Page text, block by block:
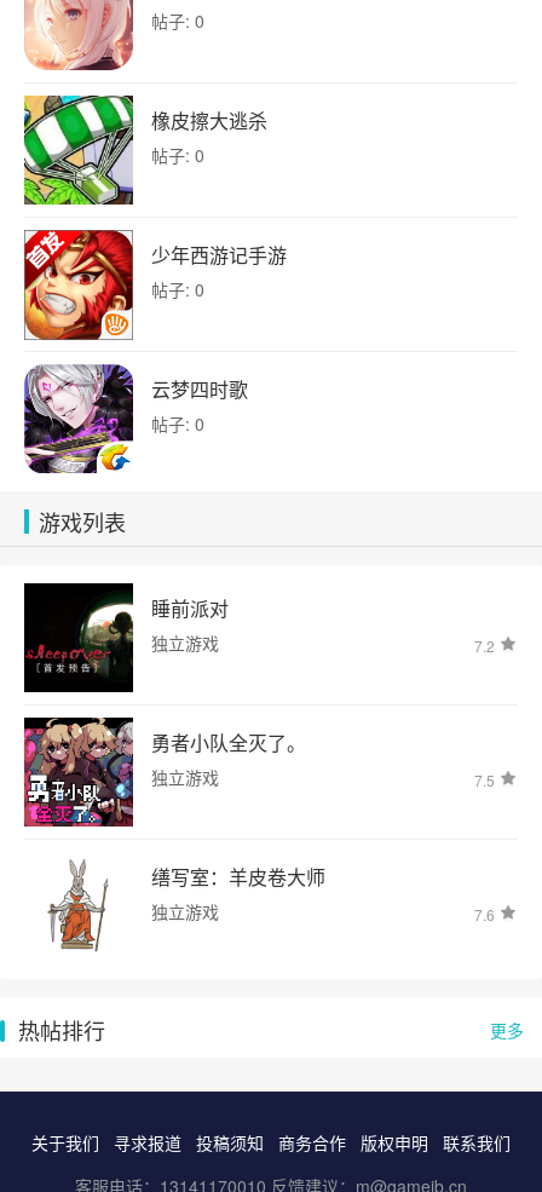
帖子: 0
橡皮擦大逃杀
帖子: 0
少年西游记手游
帖子: 0
云梦四时歌
帖子: 0
游戏列表
睡前派对
独立游戏 7.2
勇者小队全灭了。
独立游戏 7.5
缮写室：羊皮卷大师
独立游戏 7.6
更多
热帖排行
关于我们 寻求报道 投稿须知 商务合作 版权申明
联系我们
客服电话：13141170010 反馈建议：m@gameib.cn